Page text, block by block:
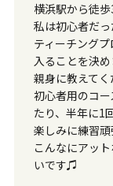
横浜駅から徒歩
私は初心者だ
ティーチング
入ることを決
親身に教えてく
初心者用のコ
たり、半年に1
楽しみに練習頑
こんなにアッ
いです♫